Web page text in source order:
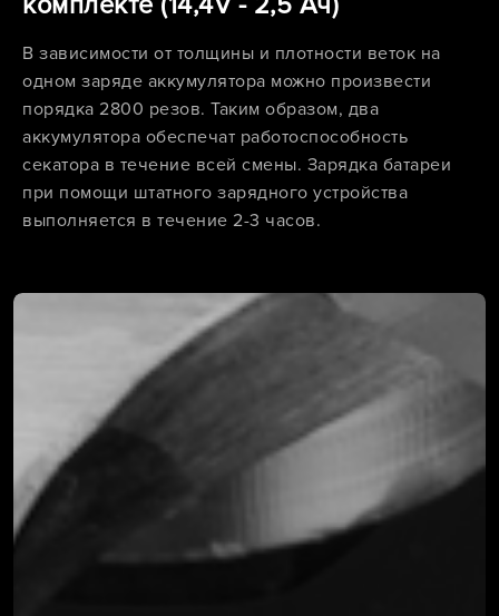
В зависимости от толщины и плотности веток на
одном заряде аккумулятора можно произвести
порядка 2800 резов. Таким образом, два
аккумулятора обеспечат работоспособность
секатора в течение всей смены. Зарядка батареи
при помощи штатного зарядного устройства
выполняется в течение 2-3 часов.